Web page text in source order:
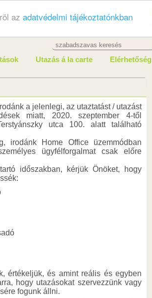
az adatvédelmi tájékoztatónkban
Utazás á la carte Elérhetőség
a jelenlegi, az utaztatást / utazást
miatt, 2020. szeptember 4-től
utca 100. alatt található
irodánk Home Office üzemmódban
ügyfélforgalmat csak előre
időszakban, kérjük Önöket, hogy
értékeljük, és amint reális és egyben
hogy utazásokat szervezzünk vagy
fogunk állni.